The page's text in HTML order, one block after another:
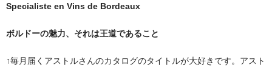
Specialiste en Vins de Bordeaux
ボルドーの魅力、それは王道であること
↑毎月届くアストルさんのカタログのタイトルが大好きです。アスト